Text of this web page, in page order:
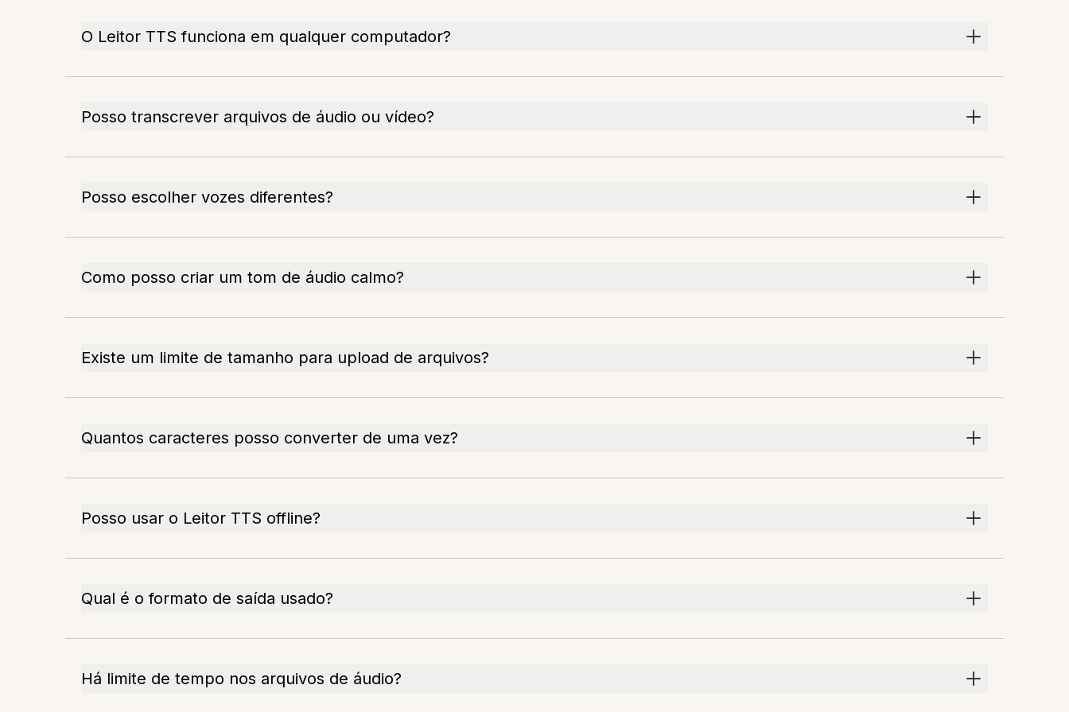
O Leitor TTS funciona em qualquer computador?
Posso transcrever arquivos de áudio ou vídeo?
Posso escolher vozes diferentes?
Como posso criar um tom de áudio calmo?
Existe um limite de tamanho para upload de arquivos?
Quantos caracteres posso converter de uma vez?
Posso usar o Leitor TTS offline?
Qual é o formato de saída usado?
Há limite de tempo nos arquivos de áudio?